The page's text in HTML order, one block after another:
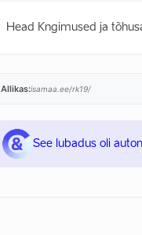
Head Kngimused ja
Allikas:isamaa.ee/rk19/
See lubadus oli